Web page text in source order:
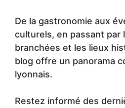
De la gastronomie aux
culturels, en passant par
branchées et les lieux
blog offre un panorama
lyonnais.
Restez informé des